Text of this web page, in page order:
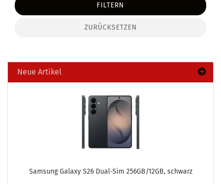
FILTERN
ZURÜCKSETZEN
Neue Artikel
Sam­sung Ga­la­xy S26 Dual-​Sim 256GB/12GB, schwarz